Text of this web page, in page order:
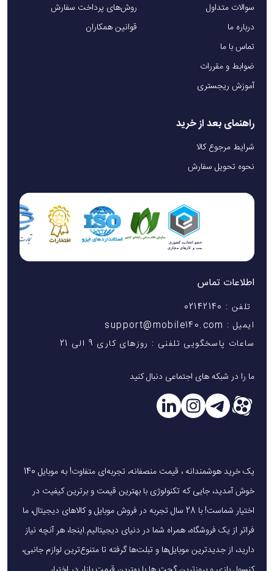
سوالات متداول
درباره ما
تماس با ما
ضوابط و مقررات
آموزش ریجستری
روش‌های پرداخت سفارش
قوانین همکاران
راهنمای بعد از خرید
شرایط مرجوع کالا
نحوه تحویل سفارش
اطلاعات تماس
تلفن : 02142140
ایمیل : support@mobile140.com
ساعات پاسخگویی تلفنی : روزهای کاری 9 الی 21
ما را در شبکه های اجتماعی دنبال کنید
یک خرید هوشمندانه ، قیمت منصفانه، تجربه‌ای متفاوت! به موبایل 140
خوش آمدید، جایی که تکنولوژی با بهترین قیمت و برترین کیفیت در
اختیار شماست! با 28 سال تجربه در فروش موبایل و کالاهای دیجیتال، ما
فراتر از یک فروشگاه، همراه شما در دنیای دیجیتالیم.اینجا، هر آنچه نیاز
دارید، از جدیدترین موبایل‌ها و تبلت‌ها گرفته تا متنوع‌ترین لوازم جانبی،